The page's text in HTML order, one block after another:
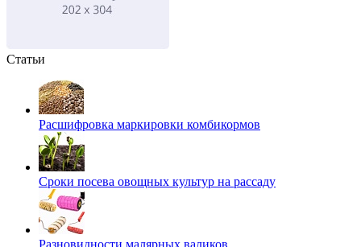
Статьи
Расшифровка маркировки комбикормов
Сроки посева овощных культур на рассаду
Разновидности малярных валиков